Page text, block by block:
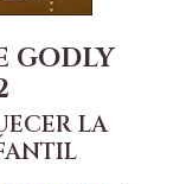
GODLY
LA